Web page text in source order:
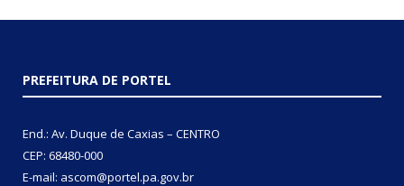
PREFEITURA DE PORTEL
End.: Av. Duque de Caxias – CENTRO
CEP: 68480-000
E-mail: ascom@portel.pa.gov.br